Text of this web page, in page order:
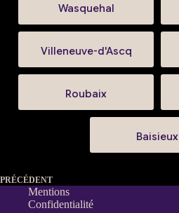
Wasquehal
Villeneuve-d'Ascq
Roubaix
Baisieux
PRÉCÉDENT
Mentions
Confidentialité